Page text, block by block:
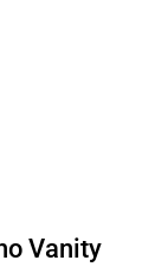
Vanity